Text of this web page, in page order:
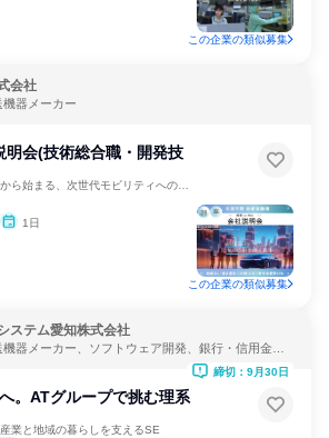
この企業の類似募集
会社
器メーカー
明会(技術総合職・開発技
1日
この企業の類似募集
ステム愛知株式会社
機器メーカー、ソフトウェア開発、銀行・信用金
。ATグループで挑む理系
業と地域の暮らしを支えるSE
締切：9月30日